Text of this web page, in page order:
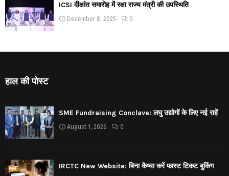
ICSI दीक्षांत समारोह में रक्षा राज्य मंत्री की उपस्थिति
December 8, 2025 0
हाल की पोस्ट
SME Fundraising Conclave: लघु उद्योगों के लिए नई राहें
August 1, 2026 0
IRCTC New Website: बिना कैप्चा करें फास्ट टिकट बुकिंग